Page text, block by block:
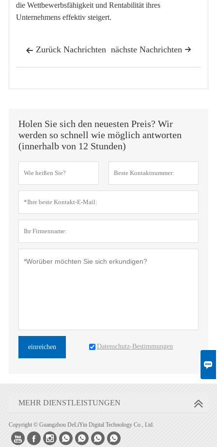

die Wettbewerbsfähigkeit und Rentabilität ihres
Unternehmens effektiv steigert.
 Zurück Nachrichten 
nächste Nachrichten
Holen Sie sich den neuesten Preis? Wir
werden so schnell wie möglich antworten
(innerhalb von 12 Stunden)
einreichen Datenschutz-Bestimmungen
MEHR DIENSTLEISTUNGEN
Copyright © Guangzhou DeLiYin Digital Technology Co., Ltd.
      